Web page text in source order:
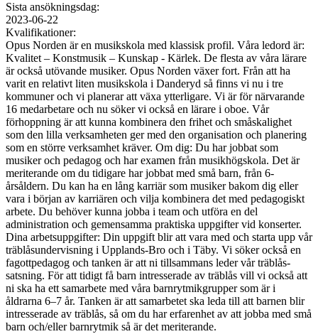
Sista ansökningsdag:
2023-06-22
Kvalifikationer:
Opus Norden är en musikskola med klassisk profil. Våra ledord är:
Kvalitet – Konstmusik – Kunskap - Kärlek. De flesta av våra lärare
är också utövande musiker. Opus Norden växer fort. Från att ha
varit en relativt liten musikskola i Danderyd så finns vi nu i tre
kommuner och vi planerar att växa ytterligare. Vi är för närvarande
16 medarbetare och nu söker vi också en lärare i oboe. Vår
förhoppning är att kunna kombinera den frihet och småskalighet
som den lilla verksamheten ger med den organisation och planering
som en större verksamhet kräver. Om dig: Du har jobbat som
musiker och pedagog och har examen från musikhögskola. Det är
meriterande om du tidigare har jobbat med små barn, från 6-
årsåldern. Du kan ha en lång karriär som musiker bakom dig eller
vara i början av karriären och vilja kombinera det med pedagogiskt
arbete. Du behöver kunna jobba i team och utföra en del
administration och gemensamma praktiska uppgifter vid konserter.
Dina arbetsuppgifter: Din uppgift blir att vara med och starta upp vår
träblåsundervisning i Upplands-Bro och i Täby. Vi söker också en
fagottpedagog och tanken är att ni tillsammans leder vår träblås-
satsning. För att tidigt få barn intresserade av träblås vill vi också att
ni ska ha ett samarbete med våra barnrytmikgrupper som är i
åldrarna 6–7 år. Tanken är att samarbetet ska leda till att barnen blir
intresserade av träblås, så om du har erfarenhet av att jobba med små
barn och/eller barnrytmik så är det meriterande.